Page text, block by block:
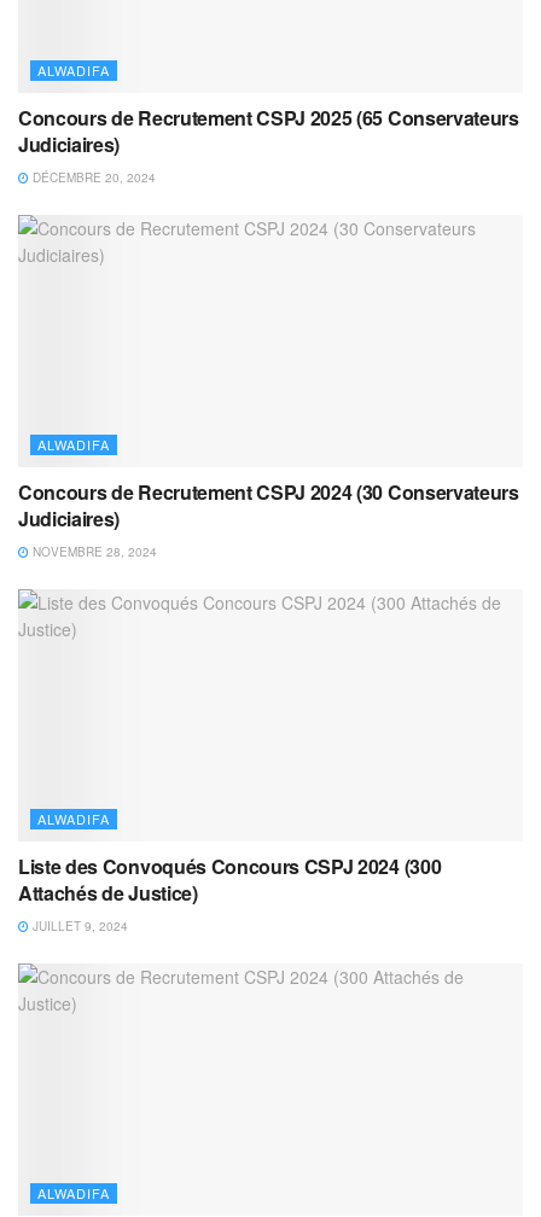
ALWADIFA
Concours de Recrutement CSPJ 2025 (65 Conservateurs
Judiciaires)
DÉCEMBRE 20, 2024
ALWADIFA
Concours de Recrutement CSPJ 2024 (30 Conservateurs
Judiciaires)
NOVEMBRE 28, 2024
ALWADIFA
Liste des Convoqués Concours CSPJ 2024 (300
Attachés de Justice)
JUILLET 9, 2024
ALWADIFA